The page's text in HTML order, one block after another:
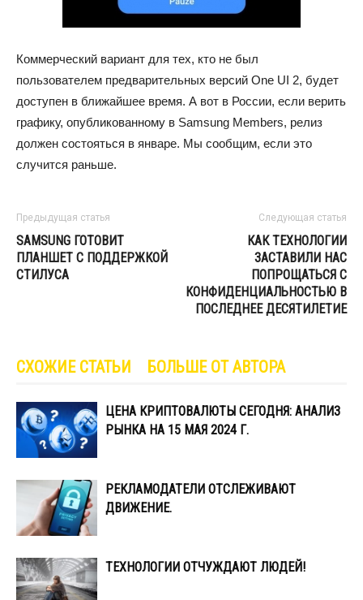
Коммерческий вариант для тех, кто не был
пользователем предварительных версий One UI 2, будет
доступен в ближайшее время. А вот в России, если верить
графику, опубликованному в Samsung Members, релиз
должен состояться в январе. Мы сообщим, если это
случится раньше.
Предыдущая статья
SAMSUNG ГОТОВИТ
ПЛАНШЕТ С ПОДДЕРЖКОЙ
СТИЛУСА
Следующая статья
КАК ТЕХНОЛОГИИ
ЗАСТАВИЛИ НАС
ПОПРОЩАТЬСЯ С
КОНФИДЕНЦИАЛЬНОСТЬЮ В
ПОСЛЕДНЕЕ ДЕСЯТИЛЕТИЕ
СХОЖИЕ СТАТЬИ БОЛЬШЕ ОТ АВТОРА
ЦЕНА КРИПТОВАЛЮТЫ СЕГОДНЯ: АНАЛИЗ
РЫНКА НА 15 МАЯ 2024 Г.
РЕКЛАМОДАТЕЛИ ОТСЛЕЖИВАЮТ
ДВИЖЕНИЕ.
ТЕХНОЛОГИИ ОТЧУЖДАЮТ ЛЮДЕЙ!